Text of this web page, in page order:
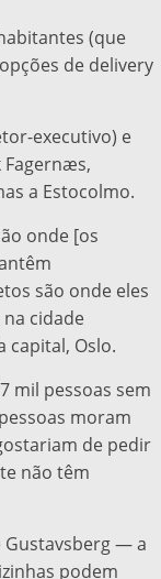
(que
de delivery
executivo) e
Fagernæs,
a Estocolmo.
onde [os
são onde eles
cidade
capital, Oslo.
mil pessoas sem
moram
de pedir
não têm
Gustavsberg — a
podem